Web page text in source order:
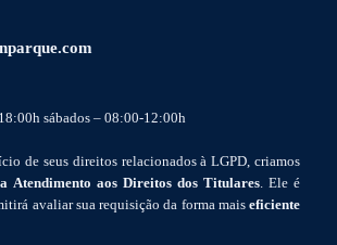
sábados – 08:00-12:00h
de seus direitos relacionados à LGPD, criamos
Atendimento aos Direitos dos Titulares. Ele é
avaliar sua requisição da forma mais eficiente